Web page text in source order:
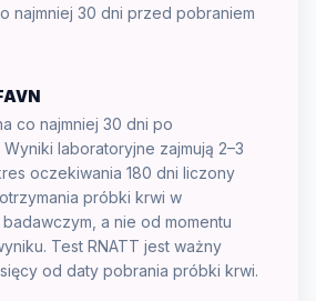
najmniej 30 dni przed pobraniem
co najmniej 30 dni po
laboratoryjne zajmują 2–3
oczekiwania 180 dni liczony
próbki krwi w
a nie od momentu
Test RNATT jest ważny
od daty pobrania próbki krwi.